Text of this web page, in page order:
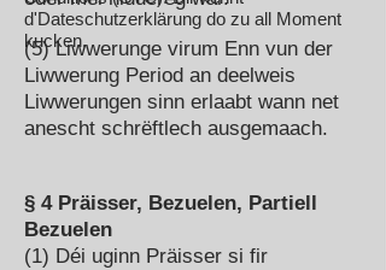
(5) Liwwerunge virum Enn vun der
Liwwerung Period an deelweis
Liwwerungen sinn erlaabt wann net
anescht schrëftlech ausgemaach.
§ 4 Präisser, Bezuelen, Partiell
Bezuelen
(1) Déi uginn Präisser si fir
d'Dateschutzerklärung do zu all Moment
kucken.